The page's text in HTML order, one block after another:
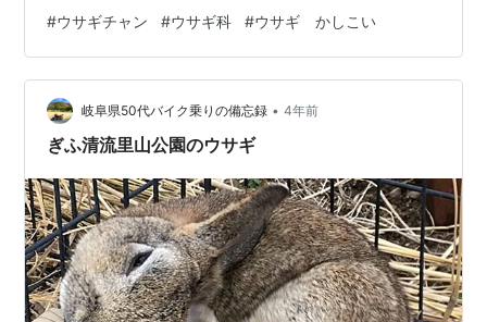
ともあります。 うさぎは寂しくても死にません （寂しく
て死ぬのは人間ではないかと思っています） そしてうさ
ぎはとても凶暴な時があります おやつの時間が1番凶暴に
なるので注意が必要です うさぎの歯は時に凶器と化しま
す 非常に危険です It's dangerous (；ω；) うさぎは案外
#ウサギチャン #ウサギ科 #ウサギ かしこい
岐阜県50代バイク乗りの備忘録 • 4年前
ぎふ清流里山公園のウサギ